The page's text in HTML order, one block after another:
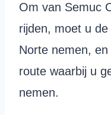
Om van Semuc
rijden, moet u de
Norte nemen,
route waarbij u
nemen.